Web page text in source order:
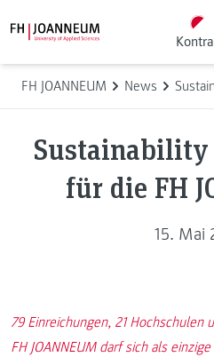
Back to homepage
FH JOANNEUM
News
Sustainability
für die FH
15. Mai
79 Einreichungen, 21 Hochschulen
FH JOANNEUM darf sich als